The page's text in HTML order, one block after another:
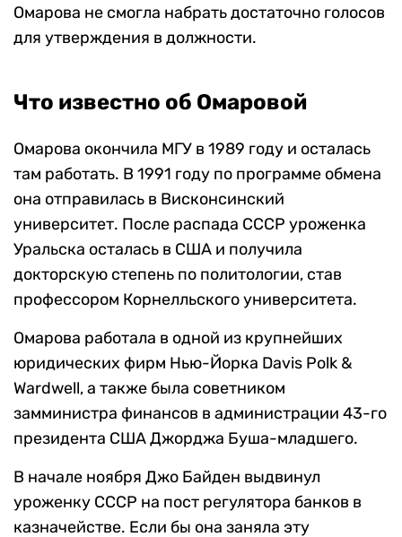
Омарова не смогла набрать достаточно голосов
для утверждения в должности.
Что известно об Омаровой
Омарова окончила МГУ в 1989 году и осталась
там работать. В 1991 году по программе обмена
она отправилась в Висконсинский
университет. После распада СССР уроженка
Уральска осталась в США и получила
докторскую степень по политологии, став
профессором Корнелльского университета.
Омарова работала в одной из крупнейших
юридических фирм Нью-Йорка Davis Polk &
Wardwell, а также была советником
замминистра финансов в администрации 43-го
президента США Джорджа Буша-младшего.
В начале ноября Джо Байден выдвинул
уроженку СССР на пост регулятора банков в
казначействе. Если бы она заняла эту